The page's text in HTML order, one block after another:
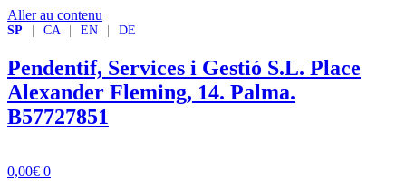
Aller au contenu
SP CA EN DE
Pendentif, Services i Gestió S.L. Place
Alexander Fleming, 14. Palma.
B57727851
0,00€ 0